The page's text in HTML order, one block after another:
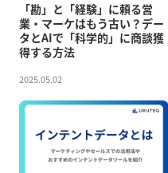
「勘」と「経験」に頼る営
業・マーケはもう古い？デー
タとAIで「科学的」に商談獲
得する方法
2025.05.02